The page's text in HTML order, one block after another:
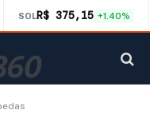
SOLR$ 375,15 +1.40%